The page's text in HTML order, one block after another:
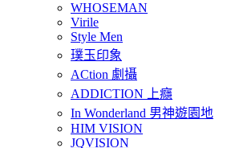
WHOSEMAN
Virile
Style Men
璞玉印象
ACtion 劇攝
ADDICTION 上癮
In Wonderland 男神遊園地
HIM VISION
JQVISION